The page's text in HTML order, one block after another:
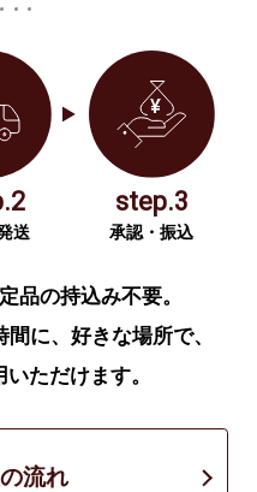
送
step.3
承認・振込
品の持込み不要。
に、好きな場所で、
ただけます。
流れ